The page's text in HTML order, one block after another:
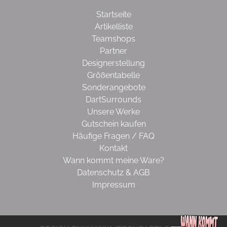
Startseite
Artikelliste
Teamshops
Partner
Designerstellung
Größentabelle
Sonderangebote
DartSurrounds
Unsere Werke
Gutschein kaufen
Häufige Fragen / FAQ
Kontakt
Wann kommt meine Ware?
Datenschutz & AGB
Impressum